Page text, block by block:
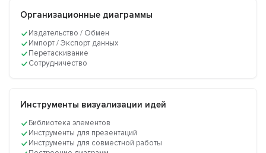
Организационные диаграммы
Издательство / Обмен
Импорт / Экспорт данных
Перетаскивание
Сотрудничество
Инструменты визуализации идей
Библиотека элементов
Инструменты для презентаций
Инструменты для совместной работы